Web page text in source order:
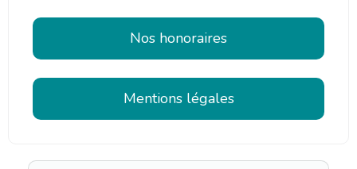
Nos honoraires
Mentions légales